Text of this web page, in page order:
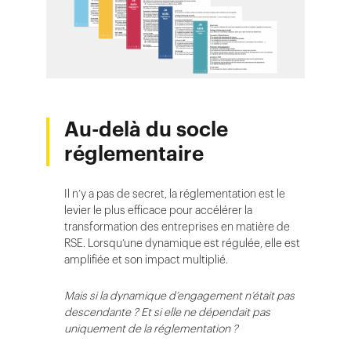
Au-delà du socle
réglementaire
Il n’y a pas de secret, la réglementation est le
levier le plus efficace pour accélérer la
transformation des entreprises en matière de
RSE. Lorsqu’une dynamique est régulée, elle est
amplifiée et son impact multiplié.
Mais si la dynamique d’engagement n’était pas
descendante ? Et si elle ne dépendait pas
uniquement de la réglementation ?